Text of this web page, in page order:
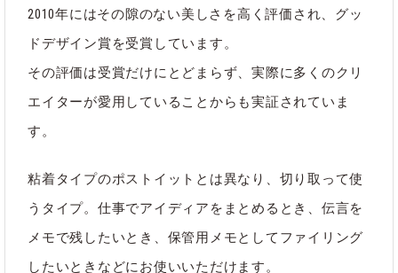
#ブロックメモ #メモ
ブランド ITO BINDARY
2010年にはその隙のない美しさを高く評価され、グッ
ドデザイン賞を受賞しています。
その評価は受賞だけにとどまらず、実際に多くのクリ
エイターが愛用していることからも実証されていま
す。
粘着タイプのポストイットとは異なり、切り取って使
うタイプ。仕事でアイディアをまとめるとき、伝言を
メモで残したいとき、保管用メモとしてファイリング
したいときなどにお使いいただけます。